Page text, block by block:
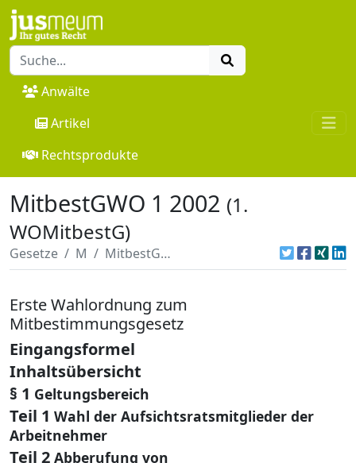
Anwälte
Artikel
Rechtsprodukte
MitbestGWO 1 2002 (1.
WOMitbestG)
Gesetze M MitbestGWO 1 2002
Erste Wahlordnung zum
Mitbestimmungsgesetz
Eingangsformel
Inhaltsübersicht
§ 1 Geltungsbereich
Teil 1 Wahl der Aufsichtsratsmitglieder der
Arbeitnehmer
Teil 2 Abberufung von